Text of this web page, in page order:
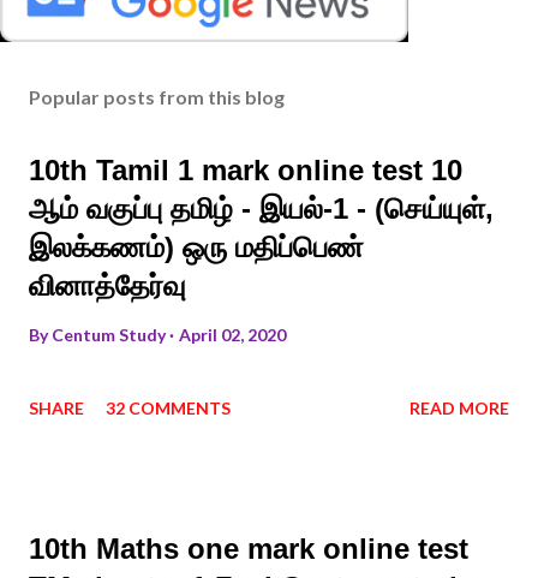
Popular posts from this blog
10th Tamil 1 mark online test 10
ஆம் வகுப்பு தமிழ் - இயல்-1 - (செய்யுள்,
இலக்கணம்) ஒரு மதிப்பெண்
வினாத்தேர்வு
ByCentum Study April 02, 2020
SHARE 32 COMMENTS READ MORE
10th Maths one mark online test